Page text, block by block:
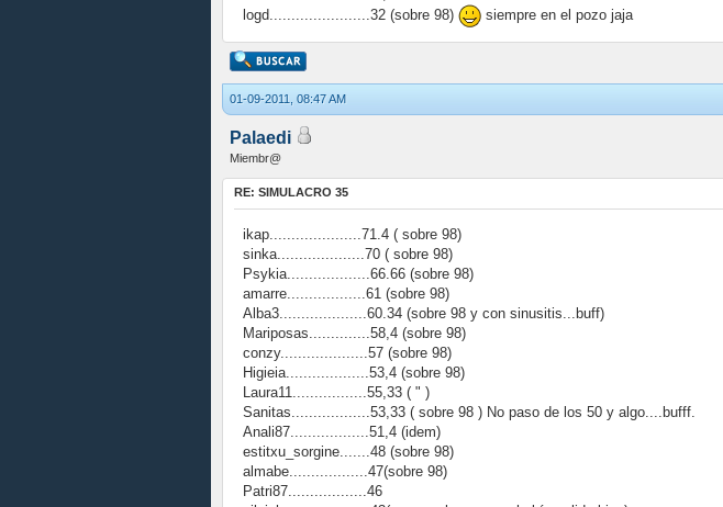
logd.......................32 (sobre 98)
siempre en el pozo jaja
01-09-2011, 08:47 AM
Palaedi
Miembr@
RE: SIMULACRO 35
ikap.....................71.4 ( sobre 98)
sinka....................70 ( sobre 98)
Psykia...................66.66 (sobre 98)
amarre..................61 (sobre 98)
Alba3....................60.34 (sobre 98 y con sinusitis...buff)
Mariposas..............58,4 (sobre 98)
conzy....................57 (sobre 98)
Higieia...................53,4 (sobre 98)
Laura11.................55,33 ( " )
Sanitas..................53,33 ( sobre 98 ) No paso de los 50 y algo....bufff.
Anali87..................51,4 (idem)
estitxu_sorgine.......48 (sobre 98)
almabe..................47(sobre 98)
Patri87..................46